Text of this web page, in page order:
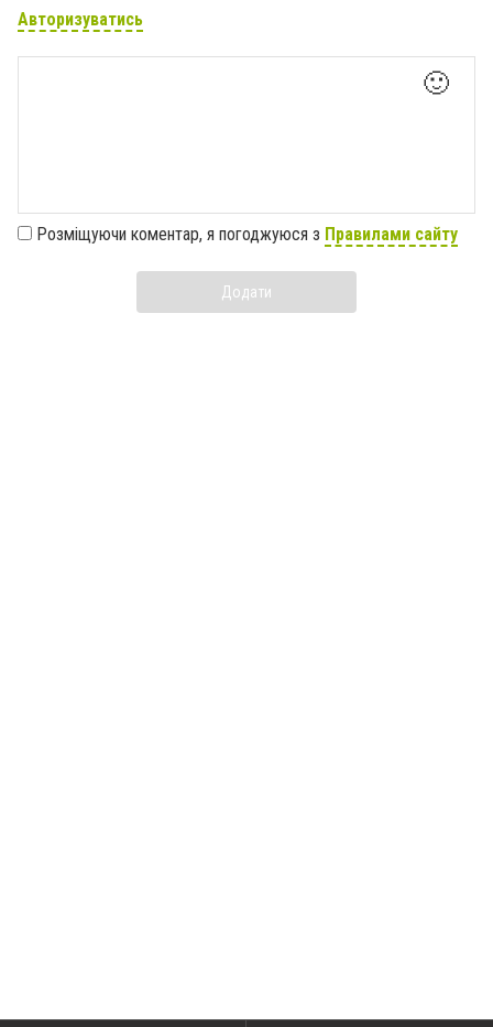
Авторизуватись
🙂
Розміщуючи коментар, я погоджуюся з Правилами сайту
Додати